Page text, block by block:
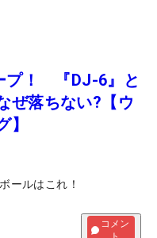
プ！ 『DJ-6』と
ぜ落ちない?【ウ
ールはこれ！
コメン